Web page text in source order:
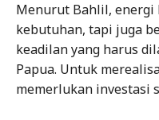
Menurut Bahlil, energi
kebutuhan, tapi juga
keadilan yang harus
Papua. Untuk
memerlukan investasi